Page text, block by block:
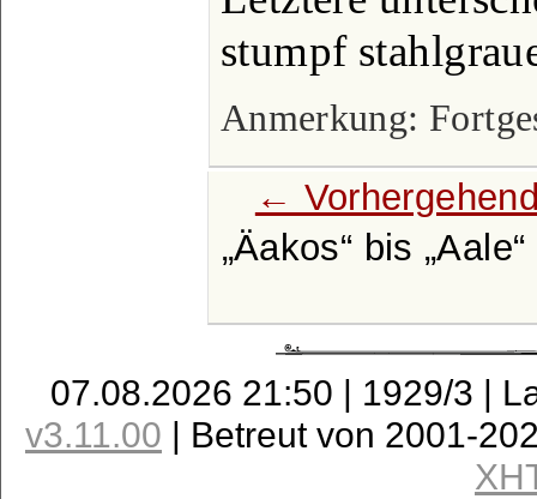
stumpf
Anmerkung:
←
Äakos
bis Aale
07.08.2026 21:50 | 1929/3 |
v3.11.00 | Betreut von 2001-